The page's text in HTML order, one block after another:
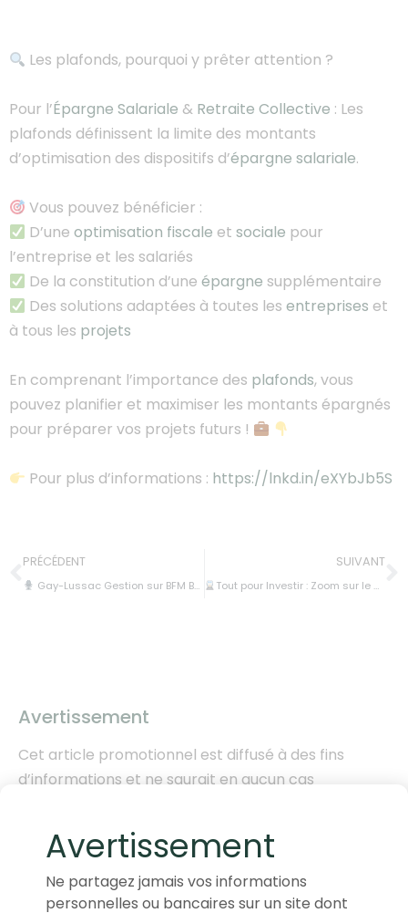
Les plafonds, pourquoi y prêter attention ?
Pour l’Épargne Salariale & Retraite Collective : Les
plafonds définissent la limite des montants
d’optimisation des dispositifs d’épargne salariale.
Vous pouvez bénéficier :
D’uneoptimisation fiscale etsociale pour
l’entreprise et les salariés
De la constitution d’uneépargne supplémentaire
Des solutions adaptées à toutes lesentreprises et
à tous les projets
En comprenant l’importance des plafonds, vous
pouvez planifier et maximiser les montants épargnés
pour préparer vos projets futurs !
Pour plus d’informations : https://lnkd.in/eXYbJb5S
PRÉCÉDENT
Gay-Lussac Gestion sur BFM Business dans l’émission “C’est votre Argent » !
SUIVANT
Tout pour Investir : Zoom sur le marché de l’infrastructure du rail.
Avertissement
Cet article promotionnel est diffusé à des fins
d’informations et ne saurait en aucun cas
investissement, une offre de souscription, d’achat
ou de vente des titres ou fonds mentionnés. Les
données, informations, performances et
appréciations formulées reflètent l’opinion de Gay-
Avertissement
Ne partagez jamais vos informations
personnelles ou bancaires sur un site dont